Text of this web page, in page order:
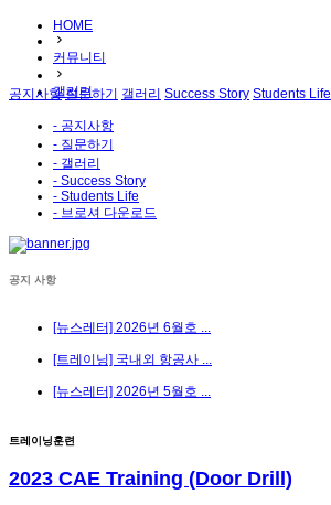
HOME
커뮤니티
갤러리
공지사항 질문하기 갤러리 Success Story Students Life
- 공지사항
- 질문하기
- 갤러리
- Success Story
- Students Life
- 브로셔 다운로드
공지 사항
[뉴스레터] 2026년 6월호 ...
[트레이닝] 국내외 항공사 ...
[뉴스레터] 2026년 5월호 ...
트레이닝훈련
2023 CAE Training (Door Drill)